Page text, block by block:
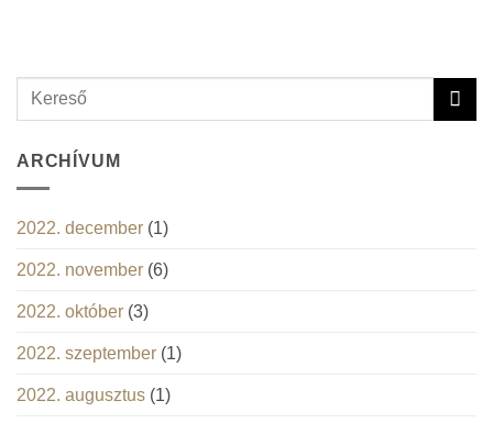
ARCHÍVUM
2022. december (1)
2022. november (6)
2022. október (3)
2022. szeptember (1)
2022. augusztus (1)